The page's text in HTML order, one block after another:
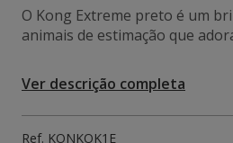
O Kong Extreme preto é um
animais de estimação que
Ver descrição completa
Ref. KONKOK1E